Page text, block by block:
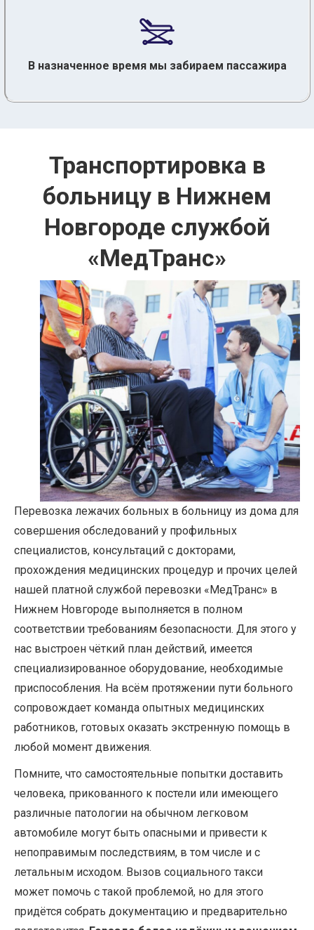
В назначенное время мы забираем пассажира
Транспортировка в
больницу в Нижнем
Новгороде службой
«МедТранс»
Перевозка лежачих больных в больницу из дома для
совершения обследований у профильных
специалистов, консультаций с докторами,
прохождения медицинских процедур и прочих целей
нашей платной службой перевозки «МедТранс» в
Нижнем Новгороде выполняется в полном
соответствии требованиям безопасности. Для этого у
нас выстроен чёткий план действий, имеется
специализированное оборудование, необходимые
приспособления. На всём протяжении пути больного
сопровождает команда опытных медицинских
работников, готовых оказать экстренную помощь в
любой момент движения.
Помните, что самостоятельные попытки доставить
человека, прикованного к постели или имеющего
различные патологии на обычном легковом
автомобиле могут быть опасными и привести к
непоправимым последствиям, в том числе и с
летальным исходом. Вызов социального такси
может помочь с такой проблемой, но для этого
придётся собрать документацию и предварительно